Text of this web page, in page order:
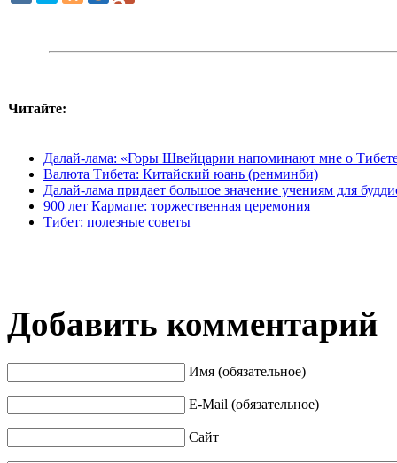
Читайте:
Далай-лама: «Горы Швейцарии напоминают мне о
Валюта Тибета: Китайский юань (ренминби)
Далай-лама придает большое значение учениям для
900 лет Кармапе: торжественная церемония
Тибет: полезные советы
Добавить комментарий
Имя (обязательное)
E-Mail (обязательное)
Сайт